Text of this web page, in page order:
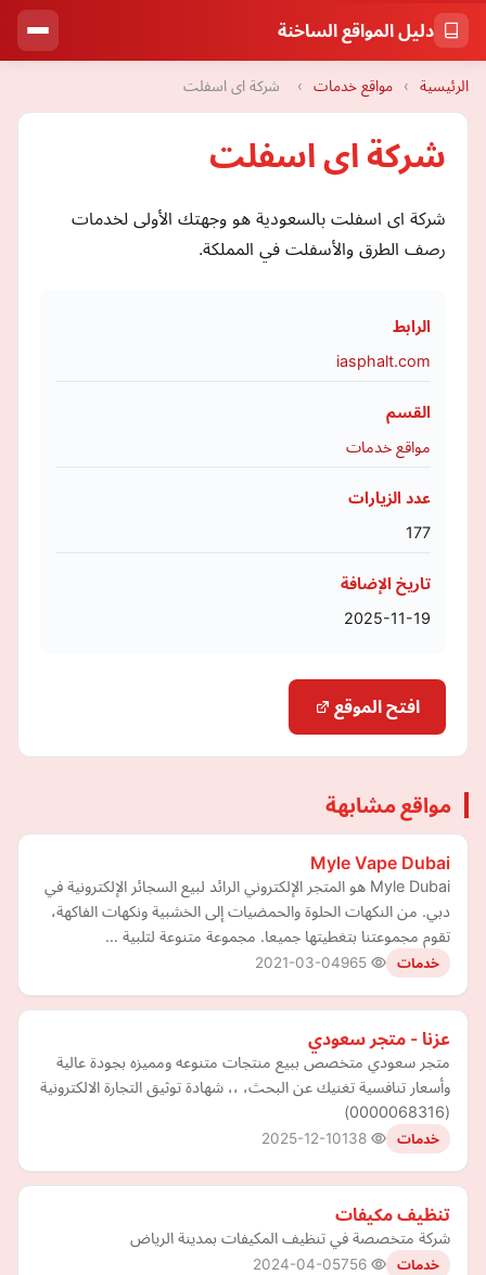
دليل المواقع الساخنة
الرئيسية › مواقع خدمات › شركة اى اسفلت
شركة اى اسفلت
شركة اى اسفلت بالسعودية هو وجهتك الأولى لخدمات
رصف الطرق والأسفلت في المملكة.
الرابط
iasphalt.com
القسم
مواقع خدمات
عدد الزيارات
177
تاريخ الإضافة
2025-11-19
افتح الموقع
مواقع مشابهة
Myle Vape Dubai
Myle Dubai هو المتجر الإلكتروني الرائد لبيع السجائر الإلكترونية في
دبي. من النكهات الحلوة والحمضيات إلى الخشبية ونكهات الفاكهة،
تقوم مجموعتنا بتغطيتها جميعا. مجموعة متنوعة لتلبية …
خدمات 2021-03-04
عزنا - متجر سعودي
متجر سعودي متخصص ببيع منتجات متنوعه ومميزه بجودة عالية
وأسعار تنافسية تغنيك عن البحث، ،، شهادة توثيق التجارة الالكترونية
(0000068316)
خدمات 2025-12-10
تنظيف مكيفات
شركة متخصصة في تنظيف المكيفات بمدينة الرياض
خدمات 2024-04-05